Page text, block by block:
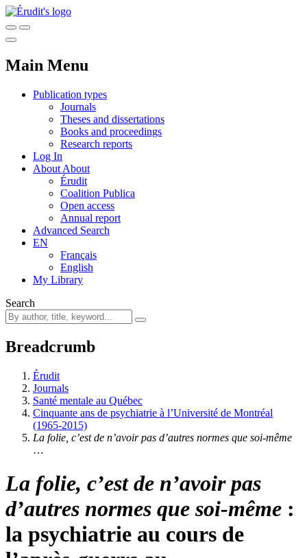
Main Menu
Publication types
Journals
Theses and dissertations
Books and proceedings
Research reports
Log In
About About
Érudit
Coalition Publica
Open access
Annual report
Advanced Search
EN
Français
English
My Library
Search
Breadcrumb
Érudit
Journals
Santé mentale au Québec
Cinquante ans de psychiatrie à l’Université de Montréal
(1965-2015)
La folie, c’est de n’avoir pas d’autres normes que soi-même
…
La folie, c’est de n’avoir pas
d’autres normes que soi-même :
la psychiatrie au cours de